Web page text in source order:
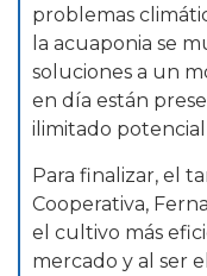
problemas
la acuaponia se
soluciones a un
en día están
ilimitado
Para finalizar, el
Cooperativa,
el cultivo más
mercado y al ser